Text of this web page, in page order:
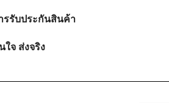
รรับประกันสินค้า
ใจ ส่งจริง